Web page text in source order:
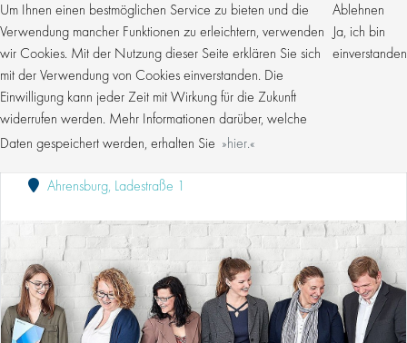
Um Ihnen einen bestmöglichen Service zu bieten und die
Verwendung mancher Funktionen zu erleichtern, verwenden
wir Cookies. Mit der Nutzung dieser Seite erklären Sie sich
mit der Verwendung von Cookies einverstanden. Die
Einwilligung kann jeder Zeit mit Wirkung für die Zukunft
widerrufen werden. Mehr Informationen darüber, welche
Daten gespeichert werden, erhalten Sie
hier.
Ablehnen
Ja, ich bin
einverstanden
MITARBEITER AUFTRAGSVORBEREITUNG (M/W/D)
FÜR DIE KFZ-ZULASSUNG
Ahrensburg, Ladestraße 1